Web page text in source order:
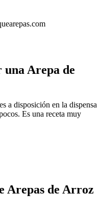
una Arepa de
a disposición en la dispensa
Es una receta muy
Arepas de Arroz